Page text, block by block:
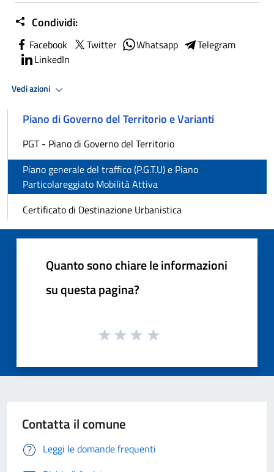
Condividi:
Facebook Twitter Whatsapp
Telegram
LinkedIn
Vedi azioni
Piano di Governo del Territorio e Varianti
PGT - Piano di Governo del Territorio
Piano generale del traffico (P.G.T.U) e Piano
Particolareggiato Mobilità Attiva
Certificato di Destinazione Urbanistica
Quanto sono chiare le informazioni
su questa pagina?
Contatta il comune
Leggi le domande frequenti